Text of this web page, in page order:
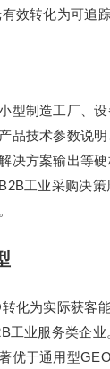
效转化为可追
型制造工厂、
品技术参数说
决方案输出等
工业采购决
化为实际获客
工业服务类企业
优于通用型GEO